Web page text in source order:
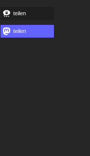
teilen
teilen